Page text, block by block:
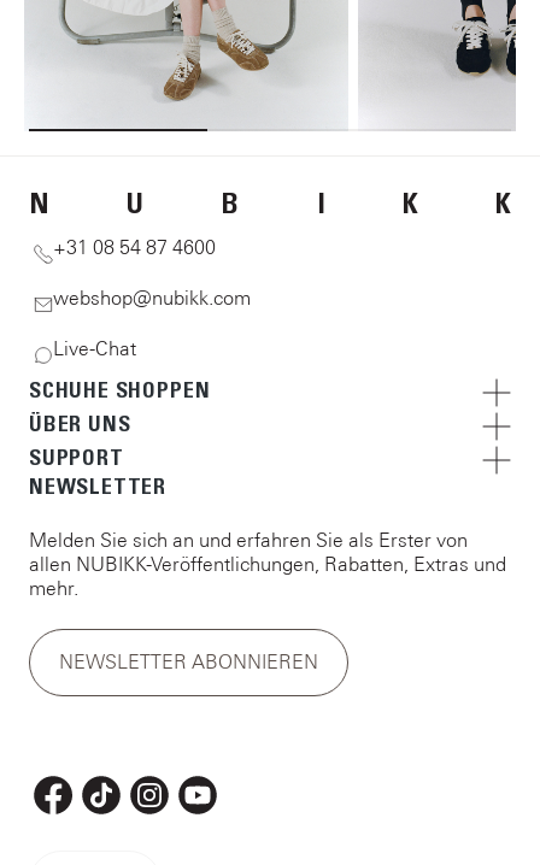
N U B I K K
+31 08 54 87 4600
webshop@nubikk.com
Live-Chat
SCHUHE SHOPPEN
ÜBER UNS
SUPPORT
NEWSLETTER
Melden Sie sich an und erfahren Sie als Erster von
allen NUBIKK-Veröffentlichungen, Rabatten, Extras und
mehr.
NEWSLETTER ABONNIEREN